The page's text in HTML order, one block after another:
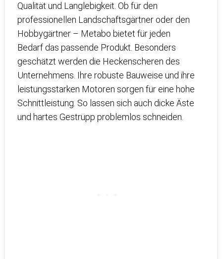
Qualität und Langlebigkeit. Ob für den
professionellen Landschaftsgärtner oder den
Hobbygärtner – Metabo bietet für jeden
Bedarf das passende Produkt. Besonders
geschätzt werden die Heckenscheren des
Unternehmens. Ihre robuste Bauweise und ihre
leistungsstarken Motoren sorgen für eine hohe
Schnittleistung. So lassen sich auch dicke Äste
und hartes Gestrüpp problemlos schneiden.